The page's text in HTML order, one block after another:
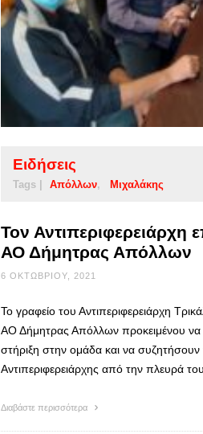
Ειδήσεις
Tags | Απόλλων Μιχαλάκης
Τον Αντιπεριφερειάρχη
ΑΟ Δήμητρας Απόλλων
6 ΟΚΤΩΒΡΊΟΥ, 2021
Το γραφείο του Αντιπεριφερειάρχη
ΑΟ Δήμητρας Απόλλων προκειμένου να
στήριξη στην ομάδα και να
Αντιπεριφερειάρχης από την πλευρά
Διαβάστε περισσότερα